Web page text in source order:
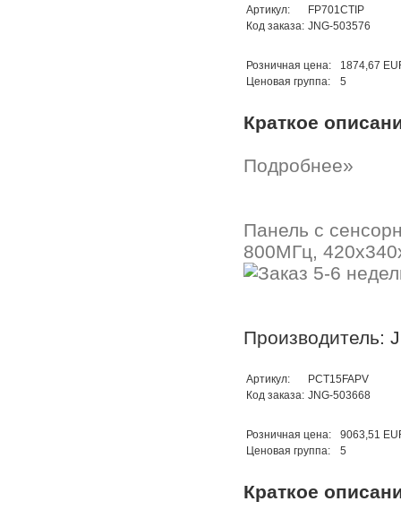
Артикул:
FP701CTIP
Код заказа: JNG-503576
Розничная цена:
1874,67
Ценовая группа:
5
Краткое
Подробнее»
Панель с
800МГц,
Производитель:
Артикул:
PCT15FAPV
Код заказа: JNG-503668
Розничная цена:
9063,51
Ценовая группа:
5
Краткое